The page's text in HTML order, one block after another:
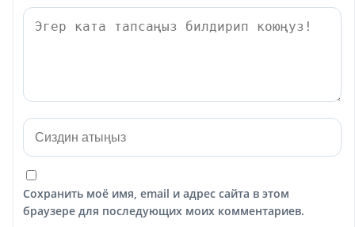
Сохранить моё имя, email и адрес сайта в этом
браузере для последующих моих комментариев.